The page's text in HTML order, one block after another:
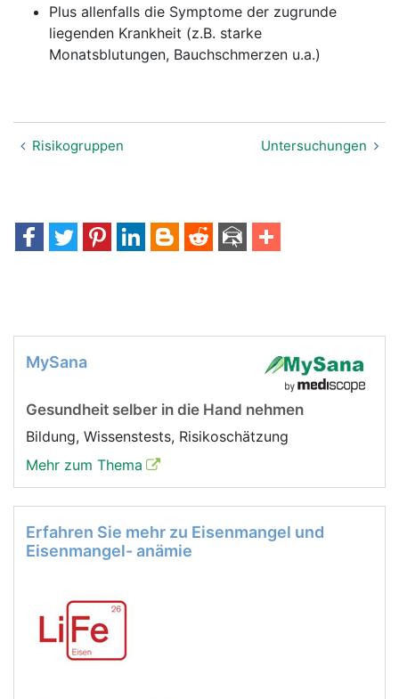
Plus allenfalls die Symptome der zugrunde
liegenden Krankheit (z.B. starke
Monatsblutungen, Bauchschmerzen u.a.)
Risikogruppen Untersuchungen
MySana
Gesundheit selber in die Hand nehmen
Bildung, Wissenstests, Risikoschätzung
Mehr zum Thema
Erfahren Sie mehr zu Eisenmangel und
Eisenmangel- anämie